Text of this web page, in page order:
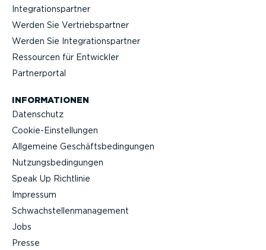
Integra­ti­ons­partner
Werden Sie Vertriebs­partner
Werden Sie Integra­ti­ons­partner
Ressourcen für Entwickler
Partner­portal
INFOR­MA­TIONEN
Datenschutz
Cookie-Ein­stel­lungen
Allgemeine Geschäfts­be­din­gungen
Nutzungs­be­din­gungen
Speak Up Richtlinie
Impressum
Schwach­stel­len­ma­nagement
Jobs
Presse